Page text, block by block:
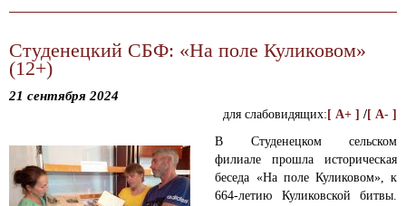
Студенецкий СБФ: «На поле Куликовом»
(12+)
21 сентября 2024
для слабовидящих: [ A+ ] /[ A- ]
В Студенецком сельском
филиале прошла историческая
беседа «На поле Куликовом», к
664-летию Куликовской битвы.